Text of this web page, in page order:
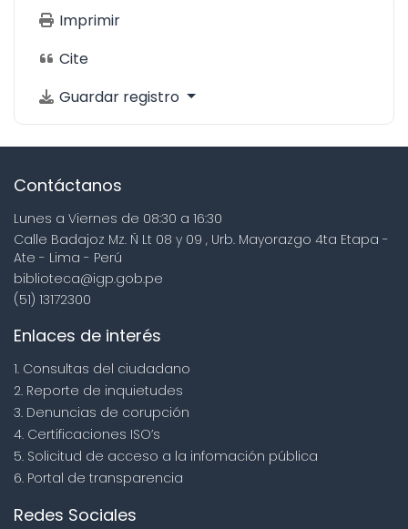
Imprimir
Cite
Guardar registro
Contáctanos
Lunes a Viernes de 08:30 a 16:30
Calle Badajoz Mz. Ñ Lt 08 y 09 , Urb. Mayorazgo 4ta Etapa -
Ate - Lima - Perú
biblioteca@igp.gob.pe
(51) 13172300
Enlaces de interés
1. Consultas del ciudadano
2. Reporte de inquietudes
3. Denuncias de corupción
4. Certificaciones ISO’s
5. Solicitud de acceso a la infomación pública
6. Portal de transparencia
Redes Sociales